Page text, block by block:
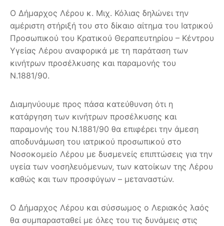
Ο Δήμαρχος Λέρου κ. Μιχ. Κόλιας δηλώνει την
αμέριστη στήριξή του στο δίκαιο αίτημα του Ιατρικού
Προσωπικού του Κρατικού Θεραπευτηρίου – Κέντρου
Υγείας Λέρου αναφορικά με τη παράταση των
κινήτρων προσέλκυσης και παραμονής του
Ν.1881/90.
Διαμηνύουμε προς πάσα κατεύθυνση ότι η
κατάργηση των κινήτρων προσέλκυσης και
παραμονής του Ν.1881/90 θα επιφέρει την άμεση
αποδυνάμωση του ιατρικού προσωπικού στο
Νοσοκομείο Λέρου με δυσμενείς επιπτώσεις για την
υγεία των νοσηλευόμενων, των κατοίκων της Λέρου
καθώς και των προσφύγων – μεταναστών.
Ο Δήμαρχος Λέρου και σύσσωμος ο Λεριακός λαός
θα συμπαρασταθεί με όλες του τις δυνάμεις στις